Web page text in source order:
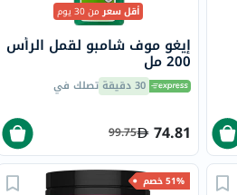
أقل سعرمن 30 يوم
إيغو موف شامبو لقمل الرأس
200 مل
30 دقيقة تصلك في
74.81
99.75
51% خصم